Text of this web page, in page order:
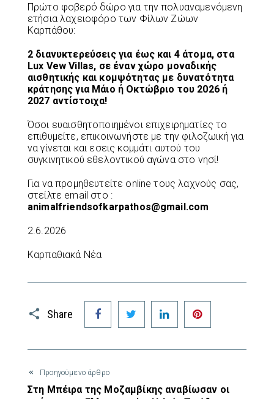
Πρώτο φοβερό δώρο για την πολυαναμενόμενη
ετήσια λαχειοφόρο των Φίλων Ζώων
Καρπάθου:
2 διανυκτερεύσεις για έως και 4 άτομα, στα
Lux Vew Villas, σε έναν χώρο μοναδικής
αισθητικής και κομψότητας με δυνατότητα
κράτησης για Μάιο ή Οκτώβριο του 2026 ή
2027 αντίστοιχα!
Όσοι ευαισθητοποιημένοι επιχειρηματίες το
επιθυμείτε, επικοινωνήστε με την φιλοζωική για
να γίνεται και εσεις κομμάτι αυτού του
συγκινητικού εθελοντικού αγώνα στο νησί!
Για να προμηθευτείτε online τους λαχνούς σας,
στείλτε email στο :
animalfriendsofkarpathos@gmail.com
2.6.2026
Καρπαθιακά Νέα
Share
Facebook Twitter LinkedIn
Προηγούμενο άρθρο
Στη Μπέιρα της Μοζαμβίκης αναβίωσαν οι